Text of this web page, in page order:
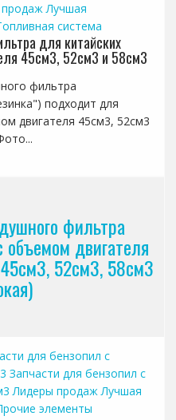
Лучшая
система
для китайских
45см3, 52см3 и 58см3
фильтра
подходит для
двигателя 45см3, 52см3
фильтра
объемом двигателя
52см3, 58см3
для бензопил с
Запчасти для бензопил с
Лидеры продаж Лучшая
элементы